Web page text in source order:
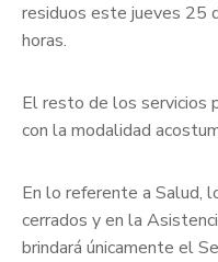
residuos este jueves 25
horas.
El resto de los servicios
con la modalidad
En lo referente a Salud,
cerrados y en la
brindará únicamente el